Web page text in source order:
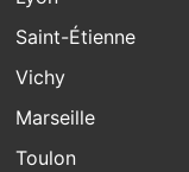
Saint-Étienne
Vichy
Marseille
Toulon